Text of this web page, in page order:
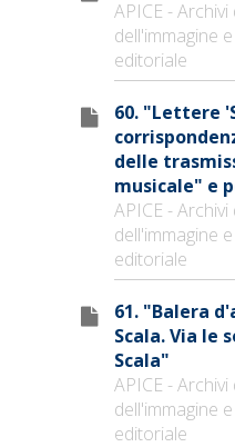
APICE -
dell'immagine
editoriale
60. "Lettere
delle
musicale" e
APICE -
dell'immagine
editoriale
61. "Balera
Scala. Via le
Scala"
APICE -
dell'immagine
editoriale